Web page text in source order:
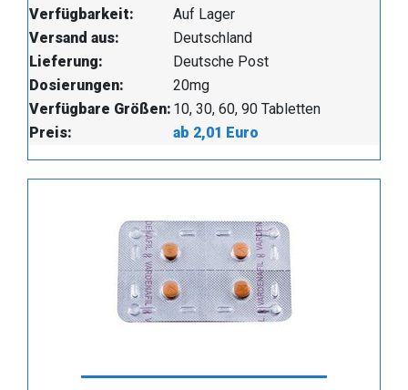
Verfügbarkeit:
Auf Lager
Versand aus:
Deutschland
Lieferung:
Deutsche Post
Dosierungen:
20mg
Verfügbare Größen: 10, 30, 60, 90 Tabletten
Preis:
ab 2,01 Euro